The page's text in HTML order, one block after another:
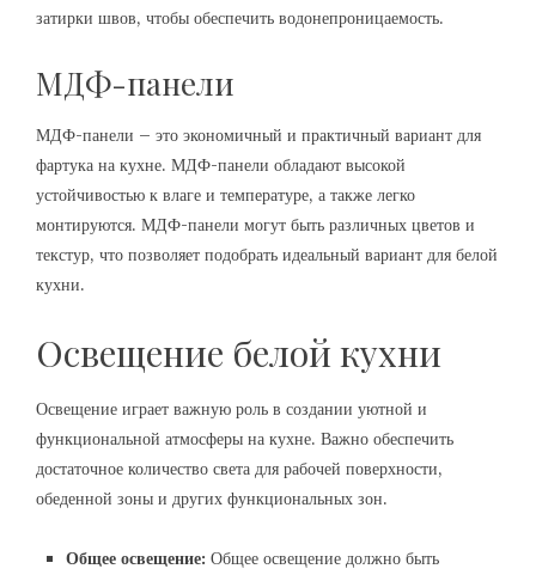
затирки швов, чтобы обеспечить водонепроницаемость.
МДФ-панели
МДФ-панели – это экономичный и практичный вариант для
фартука на кухне. МДФ-панели обладают высокой
устойчивостью к влаге и температуре, а также легко
монтируются. МДФ-панели могут быть различных цветов и
текстур, что позволяет подобрать идеальный вариант для белой
кухни.
Освещение белой кухни
Освещение играет важную роль в создании уютной и
функциональной атмосферы на кухне. Важно обеспечить
достаточное количество света для рабочей поверхности,
обеденной зоны и других функциональных зон.
Общее освещение: Общее освещение должно быть